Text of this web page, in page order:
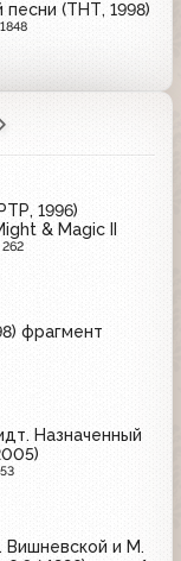
(ТНТ, 1998)
1848
1996)
& Magic II
262
фрагмент
Назначенный
Вишневской и М.